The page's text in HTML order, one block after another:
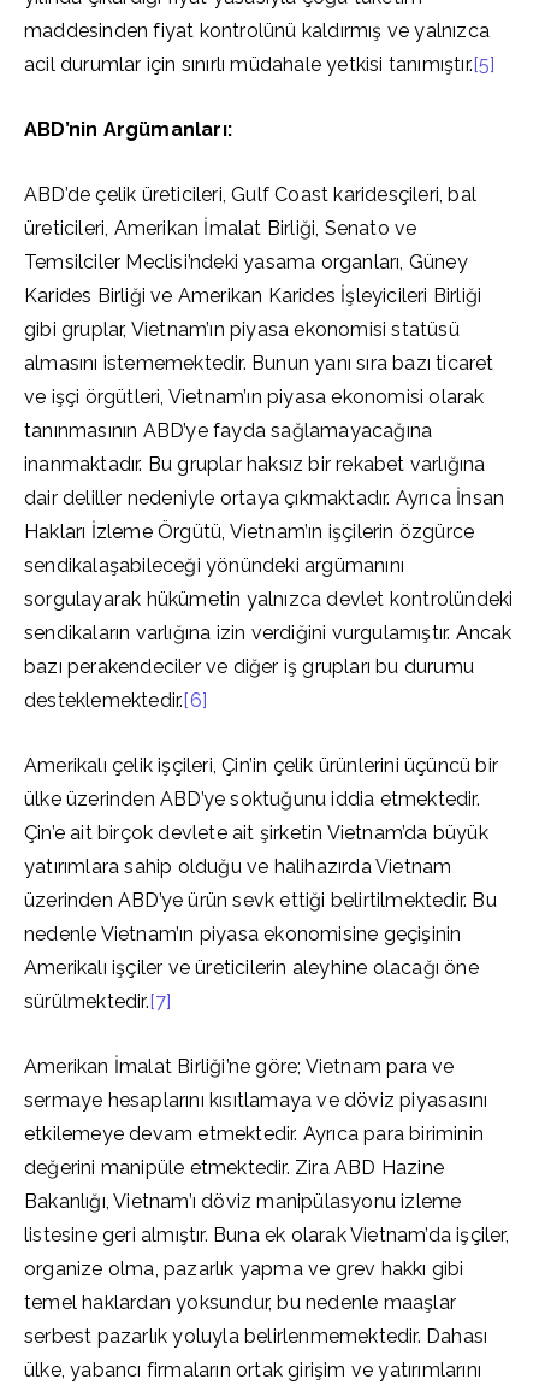
maddesinden fiyat kontrolünü kaldırmış ve yalnızca
acil durumlar için sınırlı müdahale yetkisi tanımıştır.[5]
ABD’nin Argümanları:
ABD’de çelik üreticileri, Gulf Coast karidesçileri, bal
üreticileri, Amerikan İmalat Birliği, Senato ve
Temsilciler Meclisi’ndeki yasama organları, Güney
Karides Birliği ve Amerikan Karides İşleyicileri Birliği
gibi gruplar, Vietnam’ın piyasa ekonomisi statüsü
almasını istememektedir. Bunun yanı sıra bazı ticaret
ve işçi örgütleri, Vietnam’ın piyasa ekonomisi olarak
tanınmasının ABD’ye fayda sağlamayacağına
inanmaktadır. Bu gruplar haksız bir rekabet varlığına
dair deliller nedeniyle ortaya çıkmaktadır. Ayrıca İnsan
Hakları İzleme Örgütü, Vietnam’ın işçilerin özgürce
sendikalaşabileceği yönündeki argümanını
sorgulayarak hükümetin yalnızca devlet kontrolündeki
sendikaların varlığına izin verdiğini vurgulamıştır. Ancak
bazı perakendeciler ve diğer iş grupları bu durumu
desteklemektedir.[6]
Amerikalı çelik işçileri, Çin’in çelik ürünlerini üçüncü bir
ülke üzerinden ABD’ye soktuğunu iddia etmektedir.
Çin’e ait birçok devlete ait şirketin Vietnam’da büyük
yatırımlara sahip olduğu ve halihazırda Vietnam
üzerinden ABD’ye ürün sevk ettiği belirtilmektedir. Bu
nedenle Vietnam’ın piyasa ekonomisine geçişinin
Amerikalı işçiler ve üreticilerin aleyhine olacağı öne
sürülmektedir.[7]
Amerikan İmalat Birliği’ne göre; Vietnam para ve
sermaye hesaplarını kısıtlamaya ve döviz piyasasını
etkilemeye devam etmektedir. Ayrıca para biriminin
değerini manipüle etmektedir. Zira ABD Hazine
Bakanlığı, Vietnam’ı döviz manipülasyonu izleme
listesine geri almıştır. Buna ek olarak Vietnam’da işçiler,
organize olma, pazarlık yapma ve grev hakkı gibi
temel haklardan yoksundur, bu nedenle maaşlar
serbest pazarlık yoluyla belirlenmemektedir. Dahası
ülke, yabancı firmaların ortak girişim ve yatırımlarını